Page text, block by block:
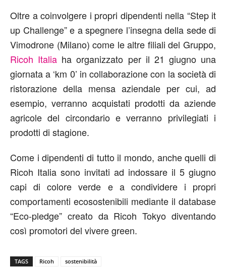
Oltre a coinvolgere i propri dipendenti nella “Step it
up Challenge” e a spegnere l’insegna della sede di
Vimodrone (Milano) come le altre filiali del Gruppo,
Ricoh Italia ha organizzato per il 21 giugno una
giornata a ‘km 0’ in collaborazione con la società di
ristorazione della mensa aziendale per cui, ad
esempio, verranno acquistati prodotti da aziende
agricole del circondario e verranno privilegiati i
prodotti di stagione.
Come i dipendenti di tutto il mondo, anche quelli di
Ricoh Italia sono invitati ad indossare il 5 giugno
capi di colore verde e a condividere i propri
comportamenti ecosostenibili mediante il database
“Eco-pledge” creato da Ricoh Tokyo diventando
così promotori del vivere green.
TAGS Ricoh sostenibilità